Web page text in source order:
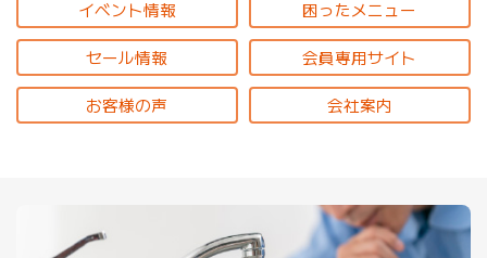
イベント情報 困ったメニュー
セール情報 会員専用サイト
お客様の声 会社案内